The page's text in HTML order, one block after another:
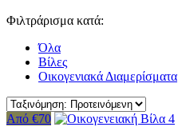
Φιλτράρισμα κατά:
Όλα
Βίλες
Οικογενιακά Διαμερίσματα
Από €70